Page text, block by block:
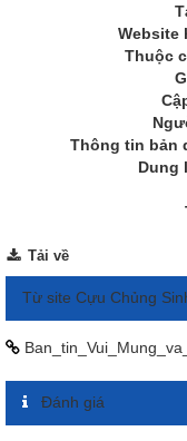
Website
Thuộc
Thông tin bản
Dung
Tải về
Từ site Cựu Chủng
Đánh giá